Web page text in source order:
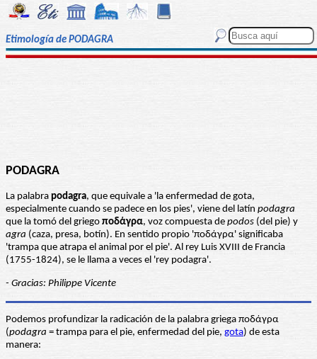
Etimología de PODAGRA
PODAGRA
La palabra podagra, que equivale a 'la enfermedad de gota,
especialmente cuando se padece en los pies', viene del latín podagra
que la tomó del griego ποδάγρα, voz compuesta de podos (del pie) y
agra (caza, presa, botín). En sentido propio 'ποδάγρα' significaba
'trampa que atrapa el animal por el pie'. Al rey Luis XVIII de Francia
(1755-1824), se le llama a veces el 'rey podagra'.
- Gracias: Philippe Vicente
Podemos profundizar la radicación de la palabra griega ποδάγρα
(podagra = trampa para el pie, enfermedad del pie, gota) de esta
manera: